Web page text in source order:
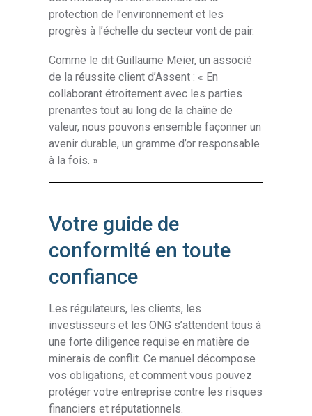
protection de l’environnement et les
progrès à l’échelle du secteur vont de pair.
Comme le dit Guillaume Meier, un associé
de la réussite client d’Assent : « En
collaborant étroitement avec les parties
prenantes tout au long de la chaîne de
valeur, nous pouvons ensemble façonner un
avenir durable, un gramme d’or responsable
à la fois. »
Votre guide de
conformité en toute
confiance
Les régulateurs, les clients, les
investisseurs et les ONG s’attendent tous à
une forte diligence requise en matière de
minerais de conflit. Ce manuel décompose
vos obligations, et comment vous pouvez
protéger votre entreprise contre les risques
financiers et réputationnels.